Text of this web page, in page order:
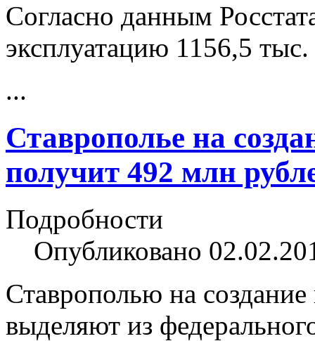
Согласно данным
эксплуатацию 1156,5
...
Ставрополье на
получит 492 млн
Подробности
Опубликовано
Ставрополью на
выделяют из